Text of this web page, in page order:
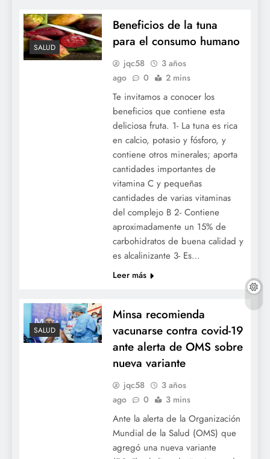
SALUD
Beneficios de la tuna
para el consumo humano
jqc58
3 años
ago
0 2 mins
Te invitamos a conocer los
beneficios que contiene esta
deliciosa fruta. 1- La tuna es rica
en calcio, potasio y fósforo, y
contiene otros minerales; aporta
cantidades importantes de
vitamina C y pequeñas
cantidades de varias vitaminas
del complejo B 2- Contiene
aproximadamente un 15% de
carbohidratos de buena calidad y
es alcalinizante 3- Es…
Leer más
SALUD
Minsa recomienda
vacunarse contra covid-19
ante alerta de OMS sobre
nueva variante
jqc58
3 años
ago
0 3 mins
Ante la alerta de la Organización
Mundial de la Salud (OMS) que
agregó una nueva variante